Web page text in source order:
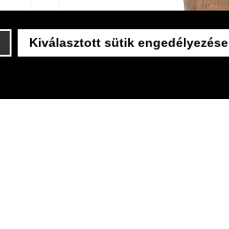
Kiválasztott sütik engedélyezése